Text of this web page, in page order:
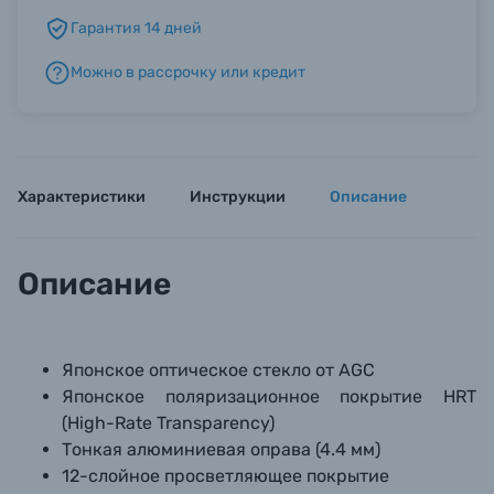
Б/У фототехника (Комиссионные товары)
Гарантия 14 дней
Можно в рассрочку или кредит
Характеристики Инструкции Описание
Описание
Японское оптическое стекло от AGC
Японское поляризационное покрытие HRT
(High-Rate Transparency)
Тонкая алюминиевая оправа (4.4 мм)
12-слойное просветляющее покрытие